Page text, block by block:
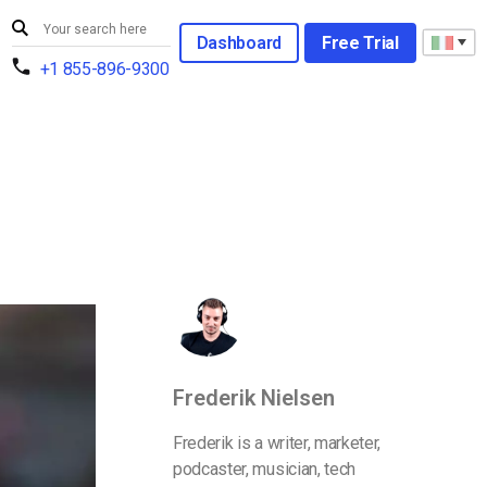
+1 855-896-9300
Dashboard Free Trial
Frederik Nielsen
Frederik is a writer, marketer,
podcaster, musician, tech